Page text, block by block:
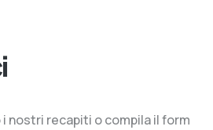
nostri recapiti o compila il form